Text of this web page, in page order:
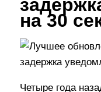
на 30
Четыре года